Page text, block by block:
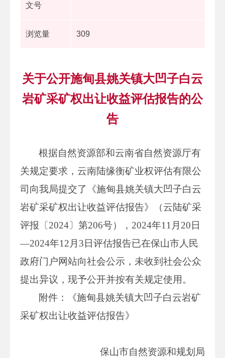
文号
浏览量 309
关于公开施甸县姚关镇大凹子白云
岩矿采矿权出让收益评估报告的公
告
根据自然资源部和云南省自然资源厅有
关规定要求，云南陆缘衡矿业权评估有限公
司向我局提交了《施甸县姚关镇大凹子白云
岩矿采矿权出让收益评估报告》（云陆矿采
评报〔2024〕第206号），2024年11月20日
—2024年12月3日评估报告已在保山市人民
政府门户网站向社会公示，未收到社会公众
提出异议，现予公开并按有关规定使用。
附件：《施甸县姚关镇大凹子白云岩矿
采矿权出让收益评估报告》
保山市自然资源和规划局